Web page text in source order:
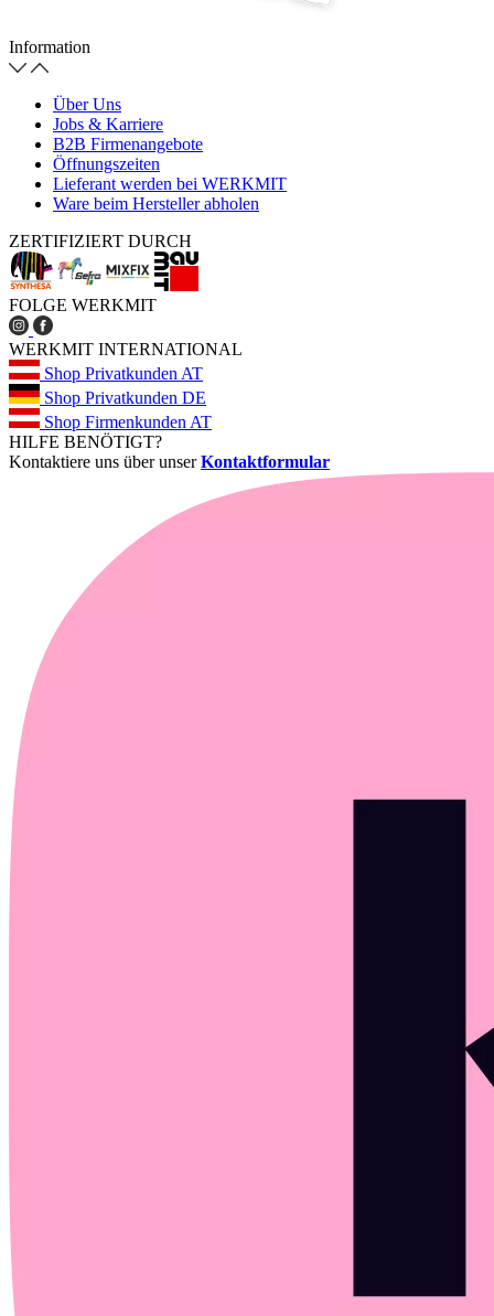
Information
Über Uns
Jobs & Karriere
B2B Firmenangebote
Öffnungszeiten
Lieferant werden bei WERKMIT
Ware beim Hersteller abholen
ZERTIFIZIERT DURCH
FOLGE WERKMIT
WERKMIT INTERNATIONAL
Shop Privatkunden AT
Shop Privatkunden DE
Shop Firmenkunden AT
HILFE BENÖTIGT?
Kontaktiere uns über unserKontaktformular